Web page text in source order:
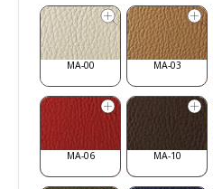
MA-00 MA-03
MA-06 MA-10